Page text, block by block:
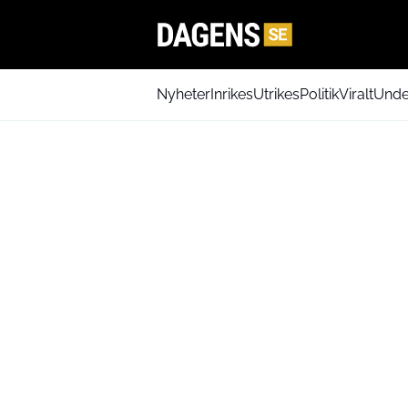
NyheterInrikesUtrikesPolitikViralt